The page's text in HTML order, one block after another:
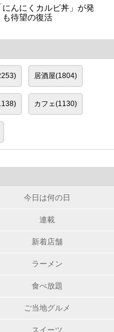
にんにくカルビ丼」が発
待望の復活
居酒屋(1804)
カフェ(1130)
今日は何の日
連載
新着店舗
ラーメン
食べ放題
ご当地グルメ
スイーツ